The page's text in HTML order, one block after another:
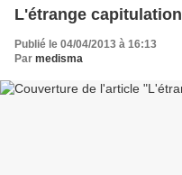
L'étrange capitulation
Publié le 04/04/2013 à 16:13
Par medisma